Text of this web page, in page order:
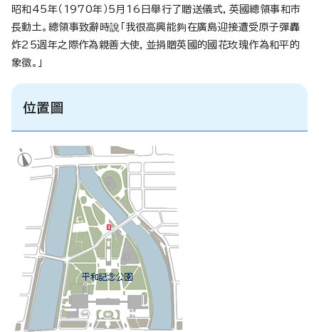
昭和45年（1970年）5月16日舉行了贈送儀式，英國總領事和市
長動土。總領事致辭時說「我很高興能夠在廣島迎接遭受原子彈轟
炸25週年之際作為親善大使，並捐贈英國的國花玫瑰作為和平的
象徵。」
位置圖